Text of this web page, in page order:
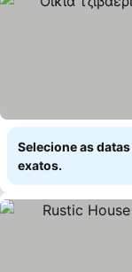
Selecione as
exatos.